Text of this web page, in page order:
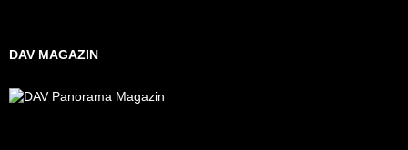
DAV MAGAZIN